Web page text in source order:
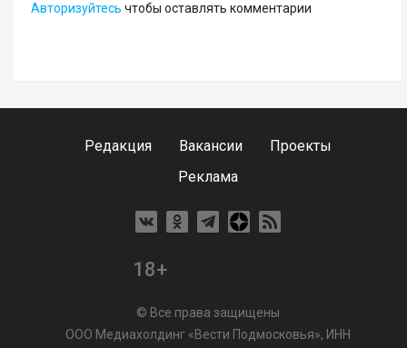
Авторизуйтесь чтобы оставлять комментарии
Редакция Вакансии
Проекты
Реклама
18+
© Все права защищены
ООО Медиахолдинг «Вести Подмосковья», ИНН